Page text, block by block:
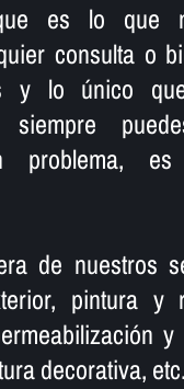
es lo que
consulta o
y lo único
siempre
problema,
de nuestros
pintura y
decorativa, etc.